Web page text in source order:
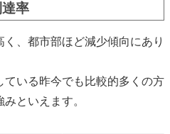
率
、都市部ほど減少傾向にあり
いる昨今でも比較的多くの方
といえます。